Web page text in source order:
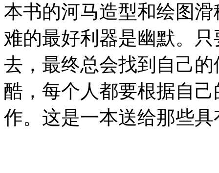
本书的河马造型和绘图
难的最好利器是幽默。
去，最终总会找到自己
酷，每个人都要根据自
作。这是一本送给那些